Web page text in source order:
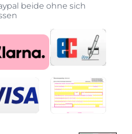
beide ohne sich